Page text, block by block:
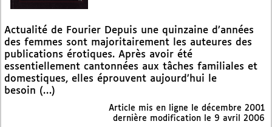
Actualité de Fourier Depuis une quinzaine d’années
des femmes sont majoritairement les auteures des
publications érotiques. Après avoir été
essentiellement cantonnées aux tâches familiales et
domestiques, elles éprouvent aujourd’hui le
besoin (…)
Article mis en ligne le décembre 2001
dernière modification le 9 avril 2006